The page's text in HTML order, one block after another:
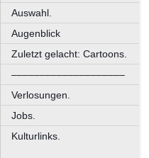
Auswahl.
Augenblick
Zuletzt gelacht: Cartoons.
––––––––––––––––––––
Verlosungen.
Jobs.
Kulturlinks.